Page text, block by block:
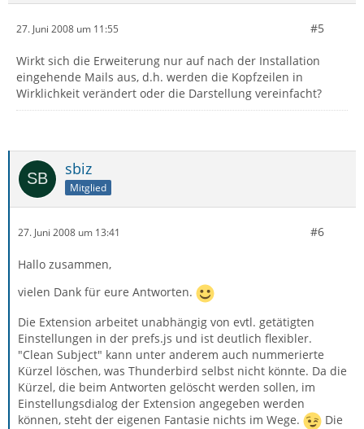
27. Juni 2008 um 11:55 #5
Wirkt sich die Erweiterung nur auf nach der Installation
eingehende Mails aus, d.h. werden die Kopfzeilen in
Wirklichkeit verändert oder die Darstellung vereinfacht?
sbiz
Mitglied
27. Juni 2008 um 13:41 #6
Hallo zusammen,
vielen Dank für eure Antworten.
Die Extension arbeitet unabhängig von evtl. getätigten
Einstellungen in der prefs.js und ist deutlich flexibler.
"Clean Subject" kann unter anderem auch nummerierte
Kürzel löschen, was Thunderbird selbst nicht könnte. Da die
Kürzel, die beim Antworten gelöscht werden sollen, im
Einstellungsdialog der Extension angegeben werden
können, steht der eigenen Fantasie nichts im Wege.
Die